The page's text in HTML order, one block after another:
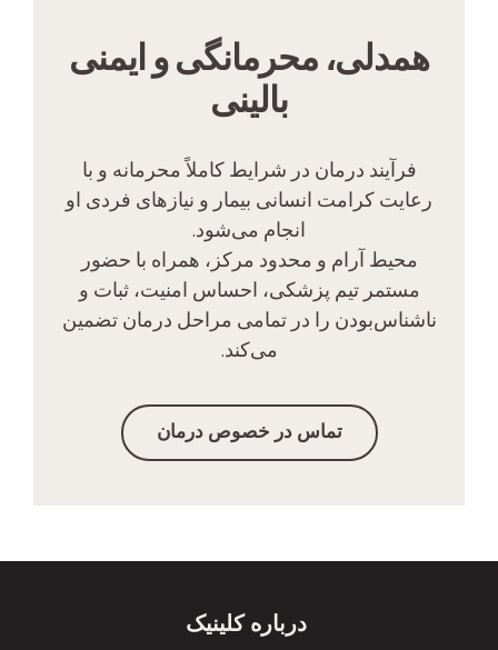
همدلی، محرمانگی و ایمنی
بالینی
فرآیند درمان در شرایط کاملاً محرمانه و با
رعایت کرامت انسانی بیمار و نیازهای فردی او
انجام می‌شود.
محیط آرام و محدود مرکز، همراه با حضور
مستمر تیم پزشکی، احساس امنیت، ثبات و
ناشناس‌بودن را در تمامی مراحل درمان تضمین
می‌کند.
تماس در خصوص درمان
درباره کلینیک